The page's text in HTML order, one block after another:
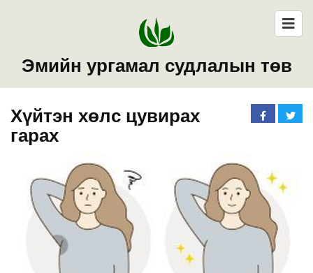
Эмийн ургамал судлалын төв
Хүйтэн хөлс цувирах
гарах